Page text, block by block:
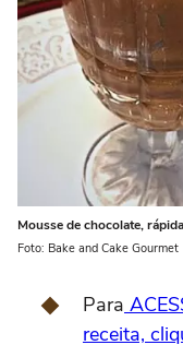
Mousse de chocolate,
Foto: Bake and Cake Gourmet
Para
receita,